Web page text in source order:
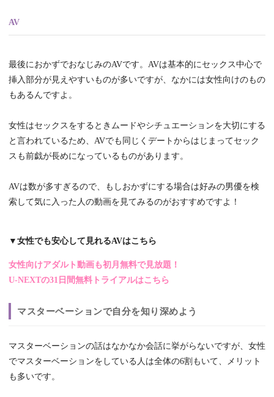
AV
最後におかずでおなじみのAVです。AVは基本的にセックス中心で
挿入部分が見えやすいものが多いですが、なかには女性向けのもの
もあるんですよ。
女性はセックスをするときムードやシチュエーションを大切にする
と言われているため、AVでも同じくデートからはじまってセック
スも前戯が長めになっているものがあります。
AVは数が多すぎるので、もしおかずにする場合は好みの男優を検
索して気に入った人の動画を見てみるのがおすすめですよ！
▼女性でも安心して見れるAVはこちら
女性向けアダルト動画も初月無料で見放題！
U-NEXTの31日間無料トライアルはこちら
マスターベーションで自分を知り深めよう
マスターベーションの話はなかなか会話に挙がらないですが、女性
でマスターベーションをしている人は全体の6割もいて、メリット
も多いです。